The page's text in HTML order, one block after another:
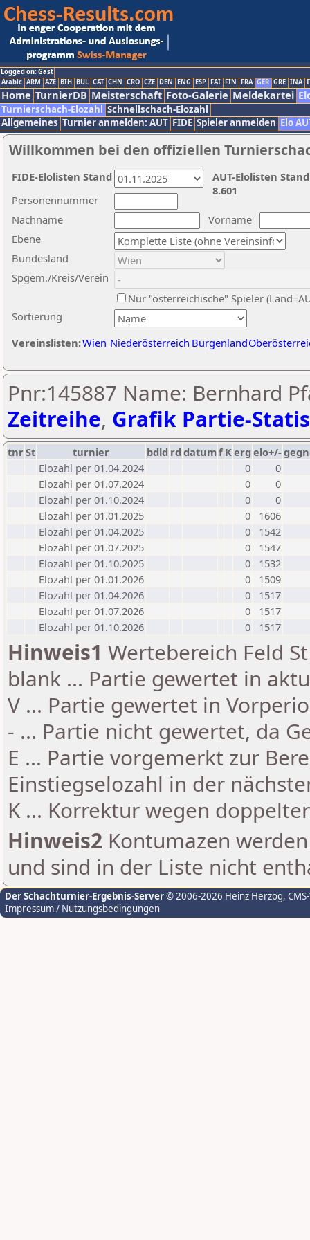
Logged on: Gast
Arabic ARM AZE BIH BUL CAT CHN CRO CZE DEN ENG ESP FAI FIN FRA GER GRE INA
Home TurnierDB Meisterschaft Foto-Galerie Meldekartei
Turnierschach-Elozahl Schnellschach-Elozahl
Allgemeines Turnier anmelden: AUT FIDE Spieler anmelden Elo
Willkommen bei den offiziellen
Nachname
Vorname
Ebene
Sortierung
Personennummer
Bundesland
Spgem./Kreis/Verein
Nur "österreichische" Spieler
Vereinslisten:Wien Niederösterreich Burgenland
AUT-Elolisten
8.601
FIDE-Elolisten Stand
Pnr:145887 Name: Bernhard
Zeitreihe, Grafik Partie-
tnrSt turnier bdld rd datumf Kerg elo+/-
Elozahl per 01.04.2024
0
0
Elozahl per 01.07.2024
0
0
Elozahl per 01.10.2024
0
0
Elozahl per 01.01.2025
0
1606
Elozahl per 01.04.2025
0
1542
Elozahl per 01.07.2025
0
1547
Elozahl per 01.10.2025
0
1532
Elozahl per 01.01.2026
0
1509
Elozahl per 01.04.2026
0
1517
Elozahl per 01.07.2026
0
1517
Elozahl per 01.10.2026
0 1517
Hinweis1 Wertebereich Feld
blank ... Partie gewertet in
V ... Partie gewertet in
- ... Partie nicht gewertet, da
E ... Partie vorgemerkt zur
Einstiegselozahl in der
K ... Korrektur wegen
Hinweis2 Kontumazen
und sind in der Liste nicht
Der Schachturnier-Ergebnis-Server© 2006-2026 Heinz Herzog,
Impressum / Nutzungsbedingungen